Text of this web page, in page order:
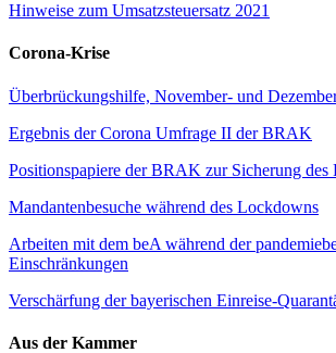
Hinweise zum Umsatzsteuersatz 2021
Corona-Krise
Überbrückungshilfe, November- und
Ergebnis der Corona Umfrage II der BRAK
Positionspapiere der BRAK zur Sicherung des
Mandantenbesuche während des Lockdowns
Arbeiten mit dem beA während der
Einschränkungen
Verschärfung der bayerischen Einreise-
Aus der Kammer